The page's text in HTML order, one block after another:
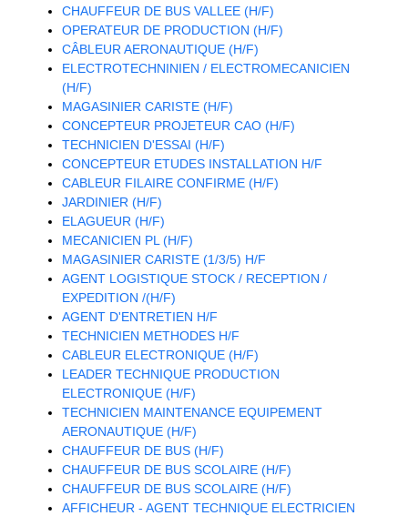
CHAUFFEUR DE BUS VALLEE (H/F)
OPERATEUR DE PRODUCTION (H/F)
CÂBLEUR AERONAUTIQUE (H/F)
ELECTROTECHNINIEN / ELECTROMECANICIEN
(H/F)
MAGASINIER CARISTE (H/F)
CONCEPTEUR PROJETEUR CAO (H/F)
TECHNICIEN D'ESSAI (H/F)
CONCEPTEUR ETUDES INSTALLATION H/F
CABLEUR FILAIRE CONFIRME (H/F)
JARDINIER (H/F)
ELAGUEUR (H/F)
MECANICIEN PL (H/F)
MAGASINIER CARISTE (1/3/5) H/F
AGENT LOGISTIQUE STOCK / RECEPTION /
EXPEDITION /(H/F)
AGENT D'ENTRETIEN H/F
TECHNICIEN METHODES H/F
CABLEUR ELECTRONIQUE (H/F)
LEADER TECHNIQUE PRODUCTION
ELECTRONIQUE (H/F)
TECHNICIEN MAINTENANCE EQUIPEMENT
AERONAUTIQUE (H/F)
CHAUFFEUR DE BUS (H/F)
CHAUFFEUR DE BUS SCOLAIRE (H/F)
CHAUFFEUR DE BUS SCOLAIRE (H/F)
AFFICHEUR - AGENT TECHNIQUE ELECTRICIEN